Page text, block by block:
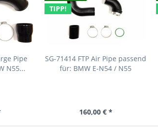
Pipe
N55...
TIPP!
SG-71414 FTP Air Pipe passend
für: BMW E-N54 / N55
160,00 € *